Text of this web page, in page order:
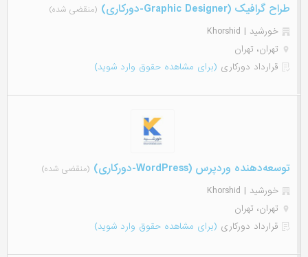
طراح گرافیک (Graphic Designer-دورکاری) (منقضی شده)
خورشید | Khorshid
تهران، تهران
قرارداد دورکاری (برای مشاهده حقوق وارد شوید)
توسعه‌دهنده وردپرس (WordPress-دورکاری) (منقضی شده)
خورشید | Khorshid
تهران، تهران
قرارداد دورکاری (برای مشاهده حقوق وارد شوید)